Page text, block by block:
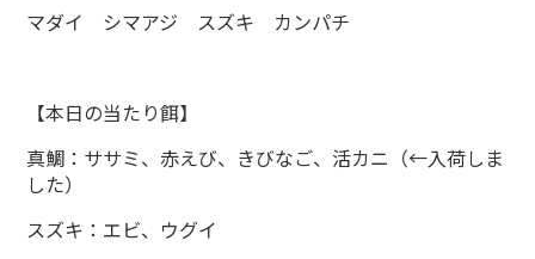
マダイ シマアジ スズキ カンパチ
【本日の当たり餌】
真鯛：ササミ、赤えび、きびなご、活カニ（←入荷しま
した）
スズキ：エビ、ウグイ